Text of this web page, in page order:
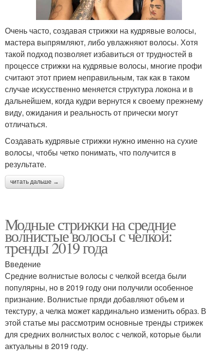
Очень часто, создавая стрижки на кудрявые волосы,
мастера выпрямляют, либо увлажняют волосы. Хотя
такой подход позволяет избавиться от трудностей в
процессе стрижки на кудрявые волосы, многие профи
считают этот прием неправильным, так как в таком
случае искусственно меняется структура локона и в
дальнейшем, когда кудри вернутся к своему прежнему
виду, ожидания и реальность от прически могут
отличаться.
Создавать кудрявые стрижки нужно именно на сухие
волосы, чтобы четко понимать, что получится в
результате.
читать дальше →
Модные стрижки на средние
волнистые волосы с челкой:
тренды 2019 года
Введение
Средние волнистые волосы с челкой всегда были
популярны, но в 2019 году они получили особенное
признание. Волнистые пряди добавляют объем и
текстуру, а челка может кардинально изменить образ. В
этой статье мы рассмотрим основные тренды стрижек
для средних волнистых волос с челкой, которые были
актуальны в 2019 году.